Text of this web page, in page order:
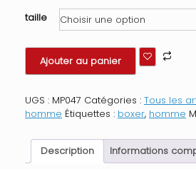
taille
quantité
Man
Shiny
Ajouter au panier
UGS : MP047 Catégories : Tous les
homme Étiquettes : boxer, homme
Description Informations